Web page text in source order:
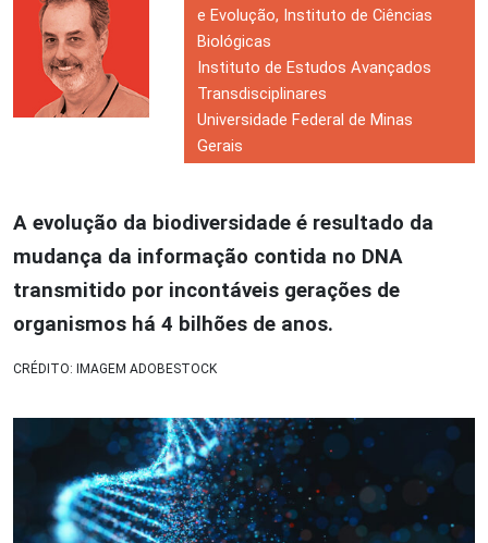
e Evolução, Instituto de Ciências
Biológicas
Instituto de Estudos Avançados
Transdisciplinares
Universidade Federal de Minas
Gerais
A evolução da biodiversidade é resultado da
mudança da informação contida no DNA
transmitido por incontáveis gerações de
organismos há 4 bilhões de anos.
CRÉDITO: IMAGEM ADOBESTOCK